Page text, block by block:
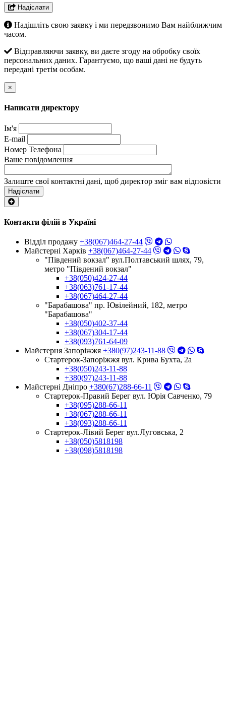
Надіслати
Надішліть свою заявку і ми передзвонимо Вам найближчим
часом.
Відправляючи заявку, ви даєте згоду на обробку своїх
персональних даних. Гарантуємо, що ваші дані не будуть
передані третім особам.
×
Написати директору
Ім'я
E-mail
Номер Телефона
Ваше повідомлення
Залиште свої контактні дані, щоб директор зміг вам відповісти
Надіслати
Контакти філій в Україні
Відділ продажу +38(067)464-27-44
Майстерні Харків +38(067)464-27-44
"Південий вокзал" вул.Полтавський шлях, 79,
метро "Південий вокзал"
+38(050)424-27-44
+38(063)761-17-44
+38(067)464-27-44
"Барабашова" пр. Ювілейний, 182, метро
"Барабашова"
+38(050)402-37-44
+38(067)304-17-44
+38(093)761-64-09
Майстерня Запоріжжя +380(97)243-11-88
Стартерок-Запоріжжя вул. Крива Бухта, 2а
+38(050)243-11-88
+380(97)243-11-88
Майстерні Днiпро +380(67)288-66-11
Стартерок-Правий Берег вул. Юрія Савченко, 79
+38(095)288-66-11
+38(067)288-66-11
+38(093)288-66-11
Стартерок-Лівий Берег вул.Луговська, 2
+38(050)5818198
+38(098)5818198